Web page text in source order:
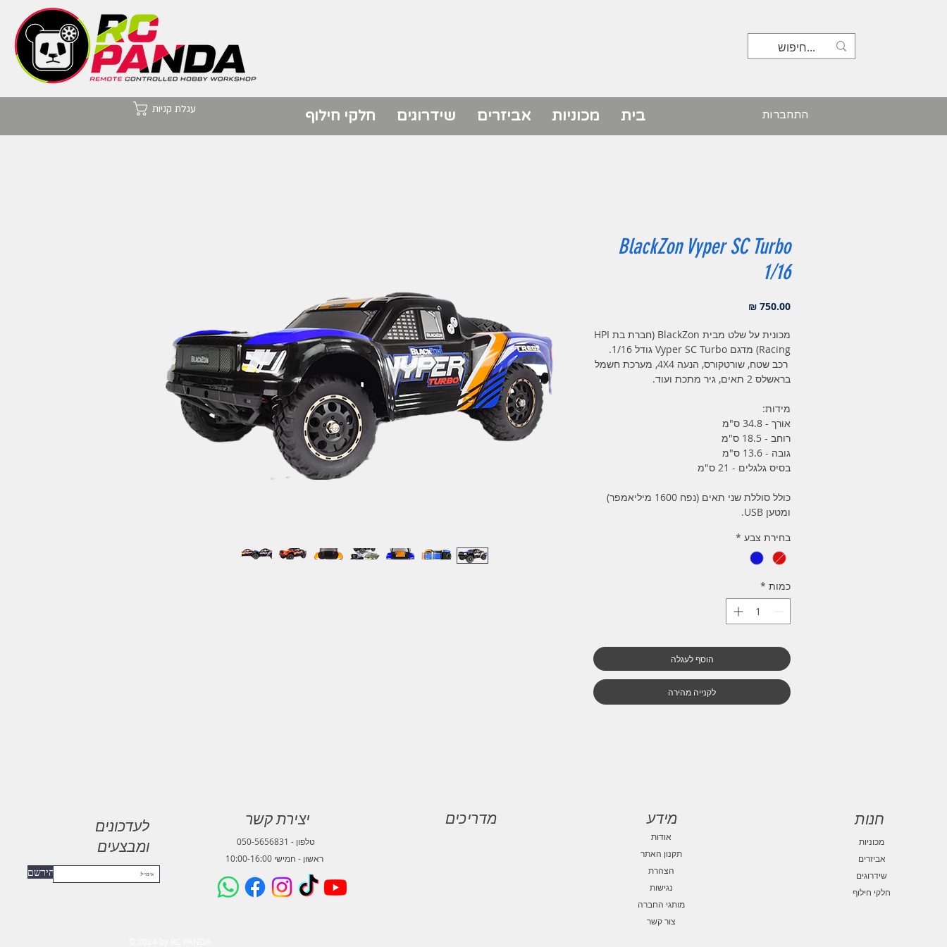
עגלת קניות בית מכוניות אביזרים שידרוגים חלקי חילוף התחברות
BlackZon Vyper SC Turbo
1/16
מכונית על שלט מבית BlackZon (חברת בת HPI
Racing) מדגם Vyper SC Turbo גודל 1/16.
רכב שטח, שורטקורס, הנעה 4X4, מערכת חשמל
בראשלס 2 תאים, גיר מתכת ועוד.
מידות:
אורך - 34.8 ס"מ
רוחב - 18.5 ס"מ
גובה - 13.6 ס"מ
בסיס גלגלים - 21 ס"מ
כולל סוללת שני תאים (נפח 1600 מיליאמפר)
ומטען USB.
בחירת צבע *
כמות *
הוסף לעגלה
לקנייה מהירה
לעדכונים
ומבצעים
הירשם
יצירת קשר
טלפון - 050-5656831
ראשון - חמישי 10:00-16:00
מדריכים מידע
אודות
תקנון האתר
הצהרת
נגישות
מותגי החברה
צור קשר
חנות
מכוניות
אביזרים
שידרוגים
חלקי חילוף